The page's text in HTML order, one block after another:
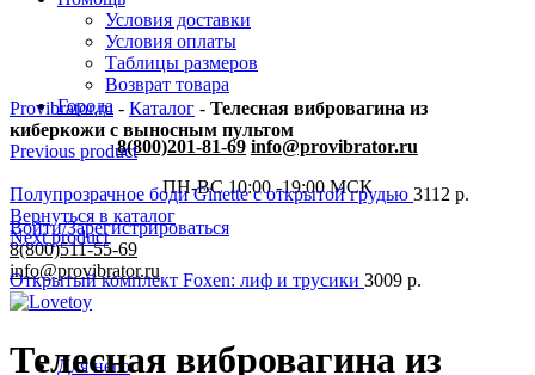
Условия доставки
Условия оплаты
Таблицы размеров
Возврат товара
Города
8(800)201-81-69 info@provibrator.ru
ПН-ВС 10:00 -19:00 МСК
Войти/Зарегистрироваться
8(800)511-55-69
info@provibrator.ru
Для него
Provibrator.ru - Каталог - Телесная вибровагина из
киберкожи с выносным пультом
Previous product
Полупрозрачное боди Ginette с открытой грудью 3112 р.
Вернуться в каталог
Next product
Открытый комплект Foxen: лиф и трусики 3009 р.
Телесная вибровагина из